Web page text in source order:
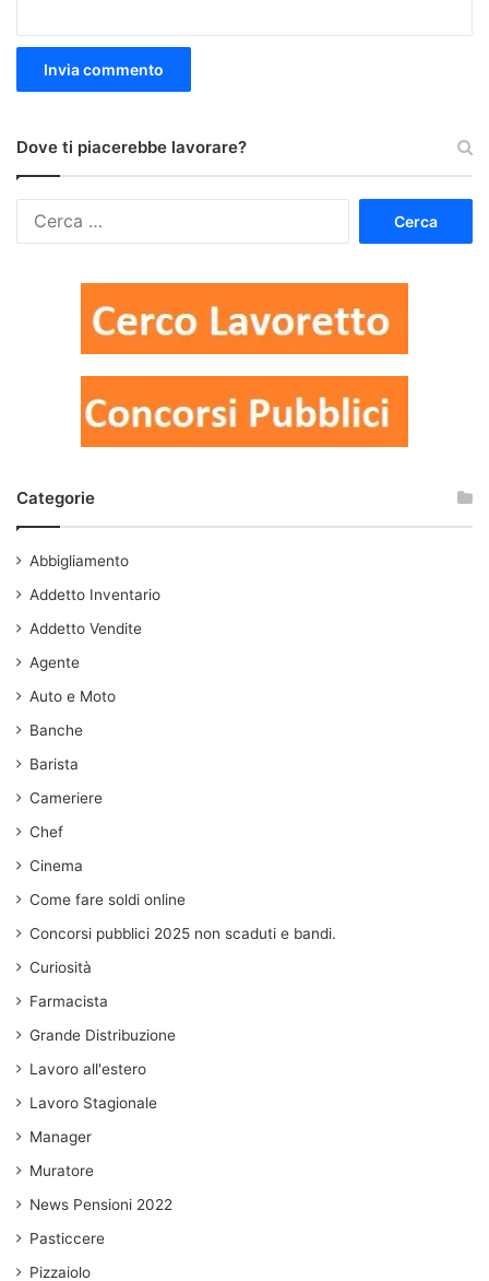
Dove ti piacerebbe lavorare?
Categorie
Abbigliamento
Addetto Inventario
Addetto Vendite
Agente
Auto e Moto
Banche
Barista
Cameriere
Chef
Cinema
Come fare soldi online
Concorsi pubblici 2025 non scaduti e bandi.
Curiosità
Farmacista
Grande Distribuzione
Lavoro all'estero
Lavoro Stagionale
Manager
Muratore
News Pensioni 2022
Pasticcere
Pizzaiolo